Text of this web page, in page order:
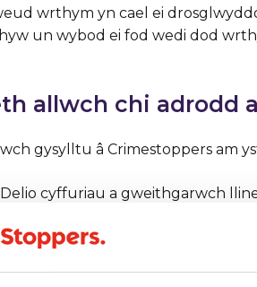
wrthym yn cael ei
un wybod ei fod wedi dod
allwch chi adrodd
gysylltu â Crimestoppers am
Delio cyffuriau a gweithgarwch
Troseddu cyfundrefnol a